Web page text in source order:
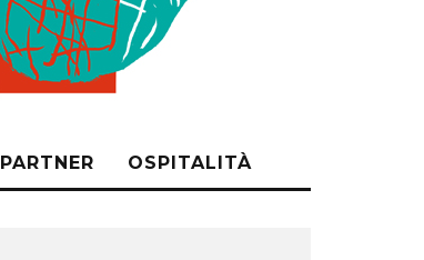
PARTNER OSPITALITÀ